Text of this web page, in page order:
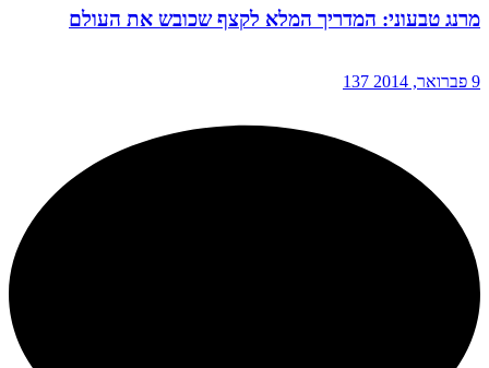
מרנג טבעוני: המדריך המלא לקצף שכובש את העולם
9 פברואר, 2014 137